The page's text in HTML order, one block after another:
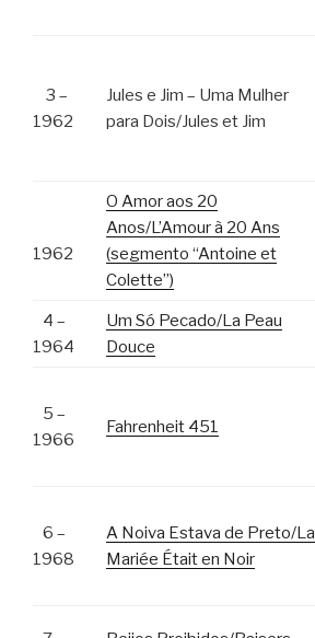
3 –
1962
Jules e Jim – Uma Mulher
para Dois/Jules et Jim
1962
O Amor aos 20
Anos/L’Amour à 20 Ans
(segmento “Antoine et
Colette”)
4 –
1964
Um Só Pecado/La Peau
Douce
5 –
1966
Fahrenheit 451
6 –
1968
A Noiva Estava de Preto/La
Mariée Était en Noir